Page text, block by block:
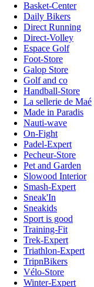
Basket-Center
Daily Bikers
Direct Running
Direct-Volley
Espace Golf
Foot-Store
Galop Store
Golf and co
Handball-Store
La sellerie de Maé
Made in Paradis
Nauti-wave
On-Fight
Padel-Expert
Pecheur-Store
Pet and Garden
Slowood Interior
Smash-Expert
Sneak'In
Sneakids
Sport is good
Training-Fit
Trek-Expert
Triathlon-Expert
TripnBikers
Vélo-Store
Winter-Expert